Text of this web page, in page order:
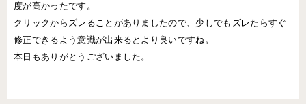
度が高かったです。
クリックからズレることがありましたので、少しでもズレたらすぐ
修正できるよう意識が出来るとより良いですね。
本日もありがとうございました。